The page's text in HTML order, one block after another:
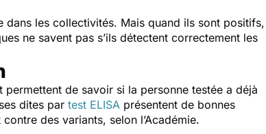
dans les collectivités. Mais quand ils sont positifs,
ne savent pas s’ils détectent correctement les
de savoir si la personne testée a déjà
dites par test ELISA présentent de bonnes
des variants, selon l’Académie.